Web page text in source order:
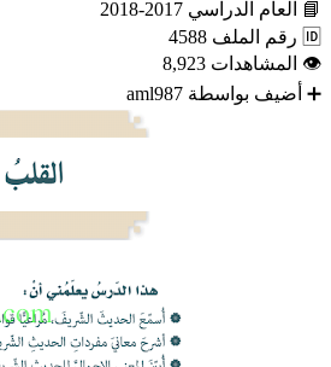
📘
العام الدراسي 2017-2018
🆔 رقم الملف 4588
👁 المشاهدات 8,923
➕ أضيف بواسطة aml987